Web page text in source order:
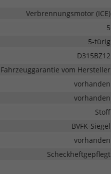
Verbrennungsmotor (ICE)
5
5-türig
D315BZ12
Fahrzeuggarantie vom Hersteller
vorhanden
vorhanden
Stoff
BVFK-Siegel
vorhanden
Scheckheftgepflegt